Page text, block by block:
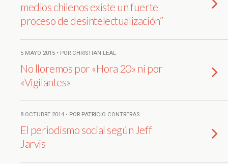
medios chilenos existe un fuerte
proceso de desintelectualización”
5 MAYO 2015 • POR CHRISTIAN LEAL
No lloremos por «Hora 20» ni por
«Vigilantes»
8 OCTUBRE 2014 • POR PATRICIO CONTRERAS
El periodismo social según Jeff
Jarvis